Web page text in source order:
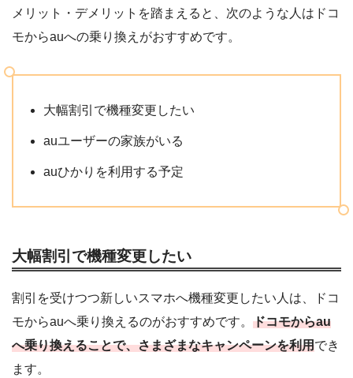
メリット・デメリットを踏まえると、次のような人はドコ
モからauへの乗り換えがおすすめです。
大幅割引で機種変更したい
auユーザーの家族がいる
auひかりを利用する予定
大幅割引で機種変更したい
割引を受けつつ新しいスマホへ機種変更したい人は、ドコ
モからauへ乗り換えるのがおすすめです。 ドコモからau
へ乗り換えることで、さまざまなキャンペーンを利用でき
ます。